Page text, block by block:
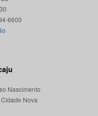
Nascimento
Nova